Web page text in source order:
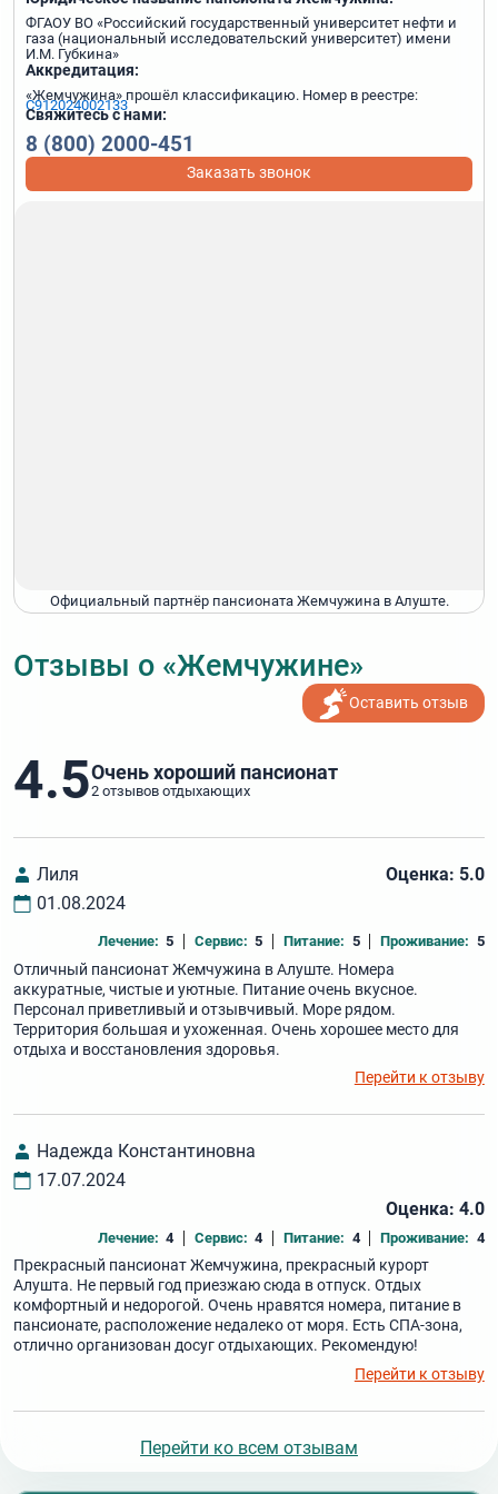
ФГАОУ ВО «Российский государственный университет нефти и
газа (национальный исследовательский университет) имени
И.М. Губкина»
Аккредитация:
«Жемчужина» прошёл классификацию. Номер в реестре:
С912024002133
Свяжитесь с нами:
8 (800) 2000-451
Заказать звонок
Официальный партнёр пансионата Жемчужина в Алуште.
Отзывы о «Жемчужине»
Оставить отзыв
4.5Очень хороший пансионат
2 отзывов отдыхающих
Лиля
01.08.2024
Оценка: 5.0
Лечение: 5 Сервис: 5 Питание: 5 Проживание: 5
Отличный пансионат Жемчужина в Алуште. Номера
аккуратные, чистые и уютные. Питание очень вкусное.
Персонал приветливый и отзывчивый. Море рядом.
Территория большая и ухоженная. Очень хорошее место для
отдыха и восстановления здоровья.
Перейти к отзыву
Надежда Константиновна
17.07.2024
Оценка: 4.0
Лечение: 4 Сервис: 4 Питание: 4 Проживание: 4
Прекрасный пансионат Жемчужина, прекрасный курорт
Алушта. Не первый год приезжаю сюда в отпуск. Отдых
комфортный и недорогой. Очень нравятся номера, питание в
пансионате, расположение недалеко от моря. Есть СПА-зона,
отлично организован досуг отдыхающих. Рекомендую!
Перейти к отзыву
Перейти ко всем отзывам